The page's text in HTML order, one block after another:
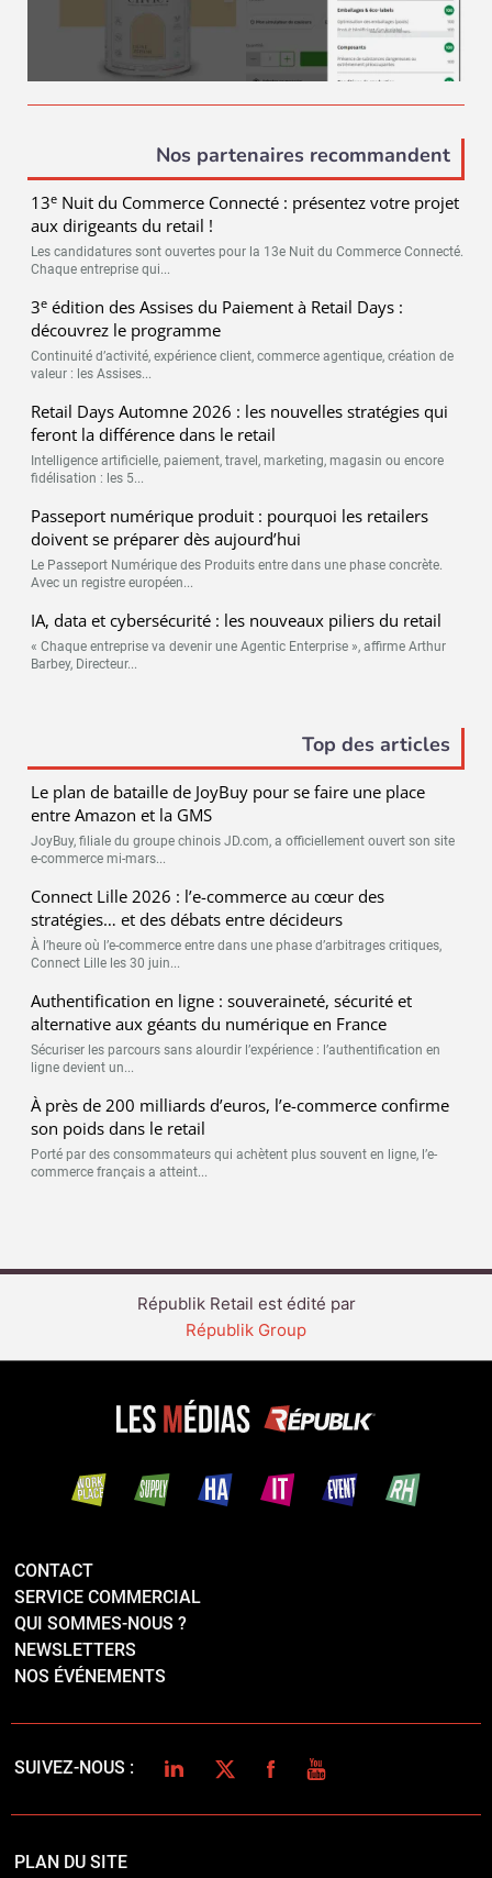
Nos partenaires recommandent
13e Nuit du Commerce Connecté : présentez votre projet
aux dirigeants du retail !
Les candidatures sont ouvertes pour la 13e Nuit du Commerce Connecté.
Chaque entreprise qui...
3e édition des Assises du Paiement à Retail Days :
découvrez le programme
Continuité d’activité, expérience client, commerce agentique, création de
valeur : les Assises...
Retail Days Automne 2026 : les nouvelles stratégies qui
feront la différence dans le retail
Intelligence artificielle, paiement, travel, marketing, magasin ou encore
fidélisation : les 5...
Passeport numérique produit : pourquoi les retailers
doivent se préparer dès aujourd’hui
Le Passeport Numérique des Produits entre dans une phase concrète.
Avec un registre européen...
IA, data et cybersécurité : les nouveaux piliers du retail
« Chaque entreprise va devenir une Agentic Enterprise », affirme Arthur
Barbey, Directeur...
Top des articles
Le plan de bataille de JoyBuy pour se faire une place
entre Amazon et la GMS
JoyBuy, filiale du groupe chinois JD.com, a officiellement ouvert son site
e-commerce mi-mars...
Connect Lille 2026 : l’e-commerce au cœur des
stratégies… et des débats entre décideurs
À l’heure où l’e-commerce entre dans une phase d’arbitrages critiques,
Connect Lille les 30 juin...
Authentification en ligne : souveraineté, sécurité et
alternative aux géants du numérique en France
Sécuriser les parcours sans alourdir l’expérience : l’authentification en
ligne devient un...
À près de 200 milliards d’euros, l’e-commerce confirme
son poids dans le retail
Porté par des consommateurs qui achètent plus souvent en ligne, l’e-
commerce français a atteint...
Républik Retail est édité par
Républik Group
CONTACT
SERVICE COMMERCIAL
QUI SOMMES-NOUS ?
NEWSLETTERS
NOS ÉVÉNEMENTS
SUIVEZ-NOUS : LINKEDINTWITTERFACEBOOK
YOUTUBE
PLAN DU SITE